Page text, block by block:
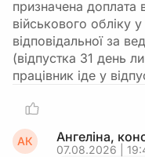
призначена доплата
військового обліку
відповідальної за
(відпустка 31 день
працівник іде у
АК Ангеліна,
07.08.2026 |